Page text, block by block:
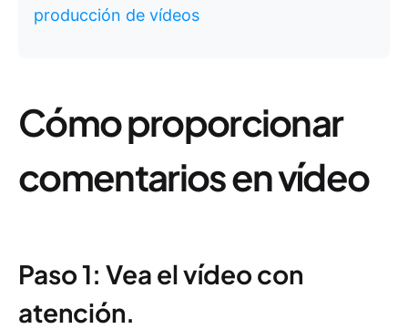
producción de vídeos
Cómo proporcionar
comentarios en vídeo
Paso 1: Vea el vídeo con
atención.